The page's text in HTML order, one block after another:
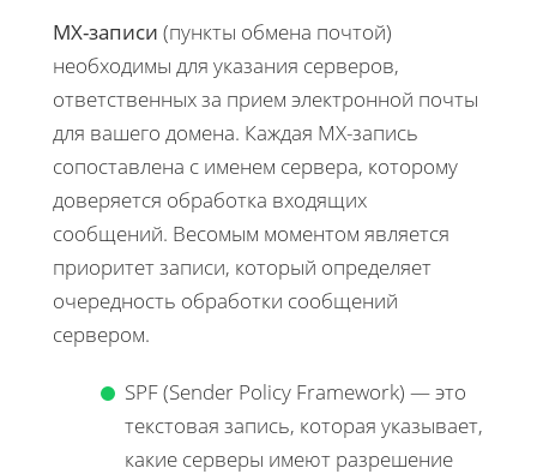
MX-записи (пункты обмена почтой)
необходимы для указания серверов,
ответственных за прием электронной почты
для вашего домена. Каждая MX-запись
сопоставлена с именем сервера, которому
доверяется обработка входящих
сообщений. Весомым моментом является
приоритет записи, который определяет
очередность обработки сообщений
сервером.
SPF (Sender Policy Framework) — это
текстовая запись, которая указывает,
какие серверы имеют разрешение